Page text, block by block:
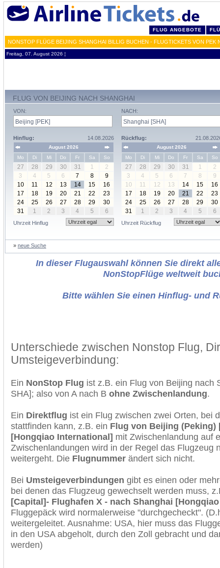
FLUG ANGEBOTE
NONSTOP FLÜGE BEIJING SHANGHAI BILLIG BUCHEN - FLUGTICKETS VON PEK
Freitag, 07. August 2026 ¦
FLUG VON BEIJING NACH SHANGHAI
VON:
Hinflug: 14.08.2026
August 2026
Mo
Di Mi Do Fr Sa So
27 28 29 30 31 1
2
3
4 5 6 7 8
9
10
11 12 13 14 15
16
17
18 19 20 21 22
23
24
25 26 27 28 29
30
31
1 2 3 4 5 6
Uhrzeit Hinflug
NACH:
Rückflug:
August 2026
Mo
Di Mi Do Fr Sa So
27 28 29 30 31 1
2
3
4 5 6 7 8
9
10
11 12 13 14 15
16
17
18 19 20 21 22
23
24
25 26 27 28 29
30
31
1 2 3 4 5 6
Uhrzeit Rückflug
» neue Suche
In dieser Flugauswahl können Sie direkt
NonStopFlüge weltweit
Bitte wählen Sie einen Hinflug- und
Unterschiede zwischen Nonstop Flug,
Umsteigeverbindung:
Ein NonStop Flug ist z.B. ein Flug von Beijing nach
SHA]; also von A nach B ohne Zwischenlandung.
Ein Direktflug ist ein Flug zwischen zwei Orten, bei
stattfinden kann, z.B. ein Flug von Beijing
[Hongqiao International] mit Zwischenlandung auf
Zwischenlandungen wird in der Regel das Flugzeug
weitergeht. Die Flugnummer ändert sich nicht.
Bei Umsteigeverbindungen gibt es einen oder
bei denen das Flugzeug gewechselt werden muss,
[Capital]- Flughafen X - nach Shanghai
Fluggepäck wird normalerweise "durchgecheckt".
weitergeleitet. Ausnahme: USA, hier muss das
in den USA abgeholt, durch den Zoll gebracht und
werden)